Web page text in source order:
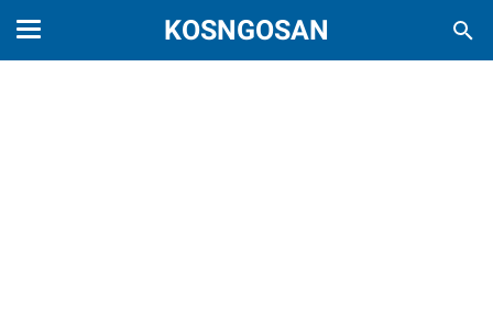
KOSNGOSAN